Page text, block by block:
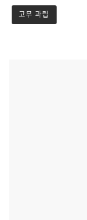
고무 과립